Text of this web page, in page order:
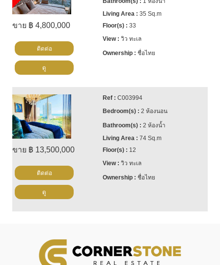
ขาย ฿ 4,800,000
35 Sq.m
33
วิว ทะเล
ชื่อไทย
ติดต่อ
ดู
ขาย ฿ 13,500,000
C003994
2 ห้องนอน
2 ห้องน้ำ
74 Sq.m
12
วิว ทะเล
ชื่อไทย
ติดต่อ
ดู